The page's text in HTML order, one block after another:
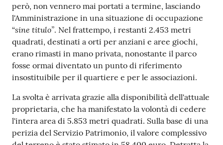
però, non vennero mai portati a termine, lasciando
l'Amministrazione in una situazione di occupazione
“sine titulo”. Nel frattempo, i restanti 2.453 metri
quadrati, destinati a orti per anziani e aree giochi,
erano rimasti in mano privata, nonostante il parco
fosse ormai diventato un punto di riferimento
insostituibile per il quartiere e per le associazioni.
La svolta è arrivata grazie alla disponibilità dell'attuale
proprietaria, che ha manifestato la volontà di cedere
l'intera area di 5.853 metri quadrati. Sulla base di una
perizia del Servizio Patrimonio, il valore complessivo